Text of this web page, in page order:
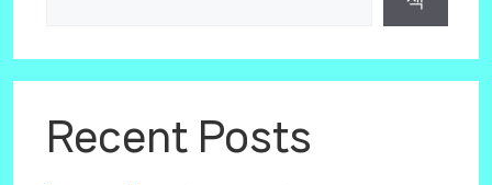
Recent Posts